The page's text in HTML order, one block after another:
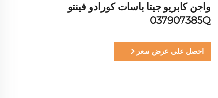
واجن كابريو جيتا باسات كورادو فينتو
037907385Q
احصل على عرض سعر